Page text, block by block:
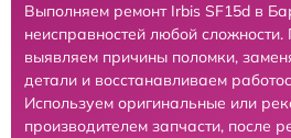
Выполняем ремонт Irbis SF15d в
неисправностей любой
выявляем причины поломки,
детали и восстанавливаем
Используем оригинальные или
производителем запчасти, после